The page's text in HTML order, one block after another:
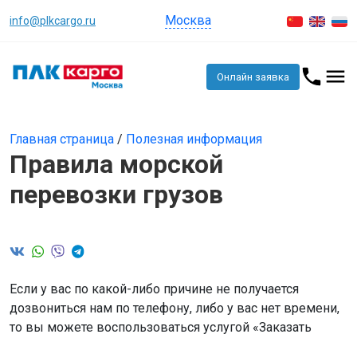
info@plkcargo.ru Москва
Онлайн заявка
Главная страница / Полезная информация
Правила морской
перевозки грузов
Если у вас по какой-либо причине не получается
дозвониться нам по телефону, либо у вас нет времени,
то вы можете воспользоваться услугой «Заказать